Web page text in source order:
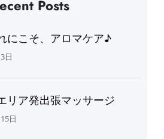
Posts
にこそ、アロマケア♪
日
リア発出張マッサージ
日